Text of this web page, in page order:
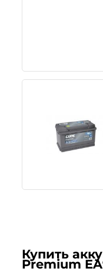
Купить
Premium